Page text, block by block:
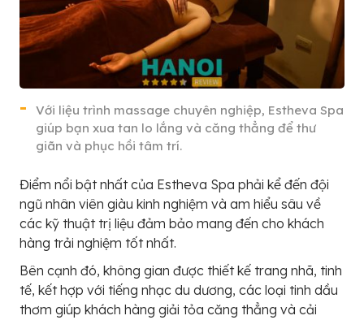
Với liệu trình massage chuyên nghiệp, Estheva Spa
giúp bạn xua tan lo lắng và căng thẳng để thư
giãn và phục hồi tâm trí.
Điểm nổi bật nhất của Estheva Spa phải kể đến đội
ngũ nhân viên giàu kinh nghiệm và am hiểu sâu về
các kỹ thuật trị liệu đảm bảo mang đến cho khách
hàng trải nghiệm tốt nhất.
Bên cạnh đó, không gian được thiết kế trang nhã, tinh
tế, kết hợp với tiếng nhạc du dương, các loại tinh dầu
thơm giúp khách hàng giải tỏa căng thẳng và cải